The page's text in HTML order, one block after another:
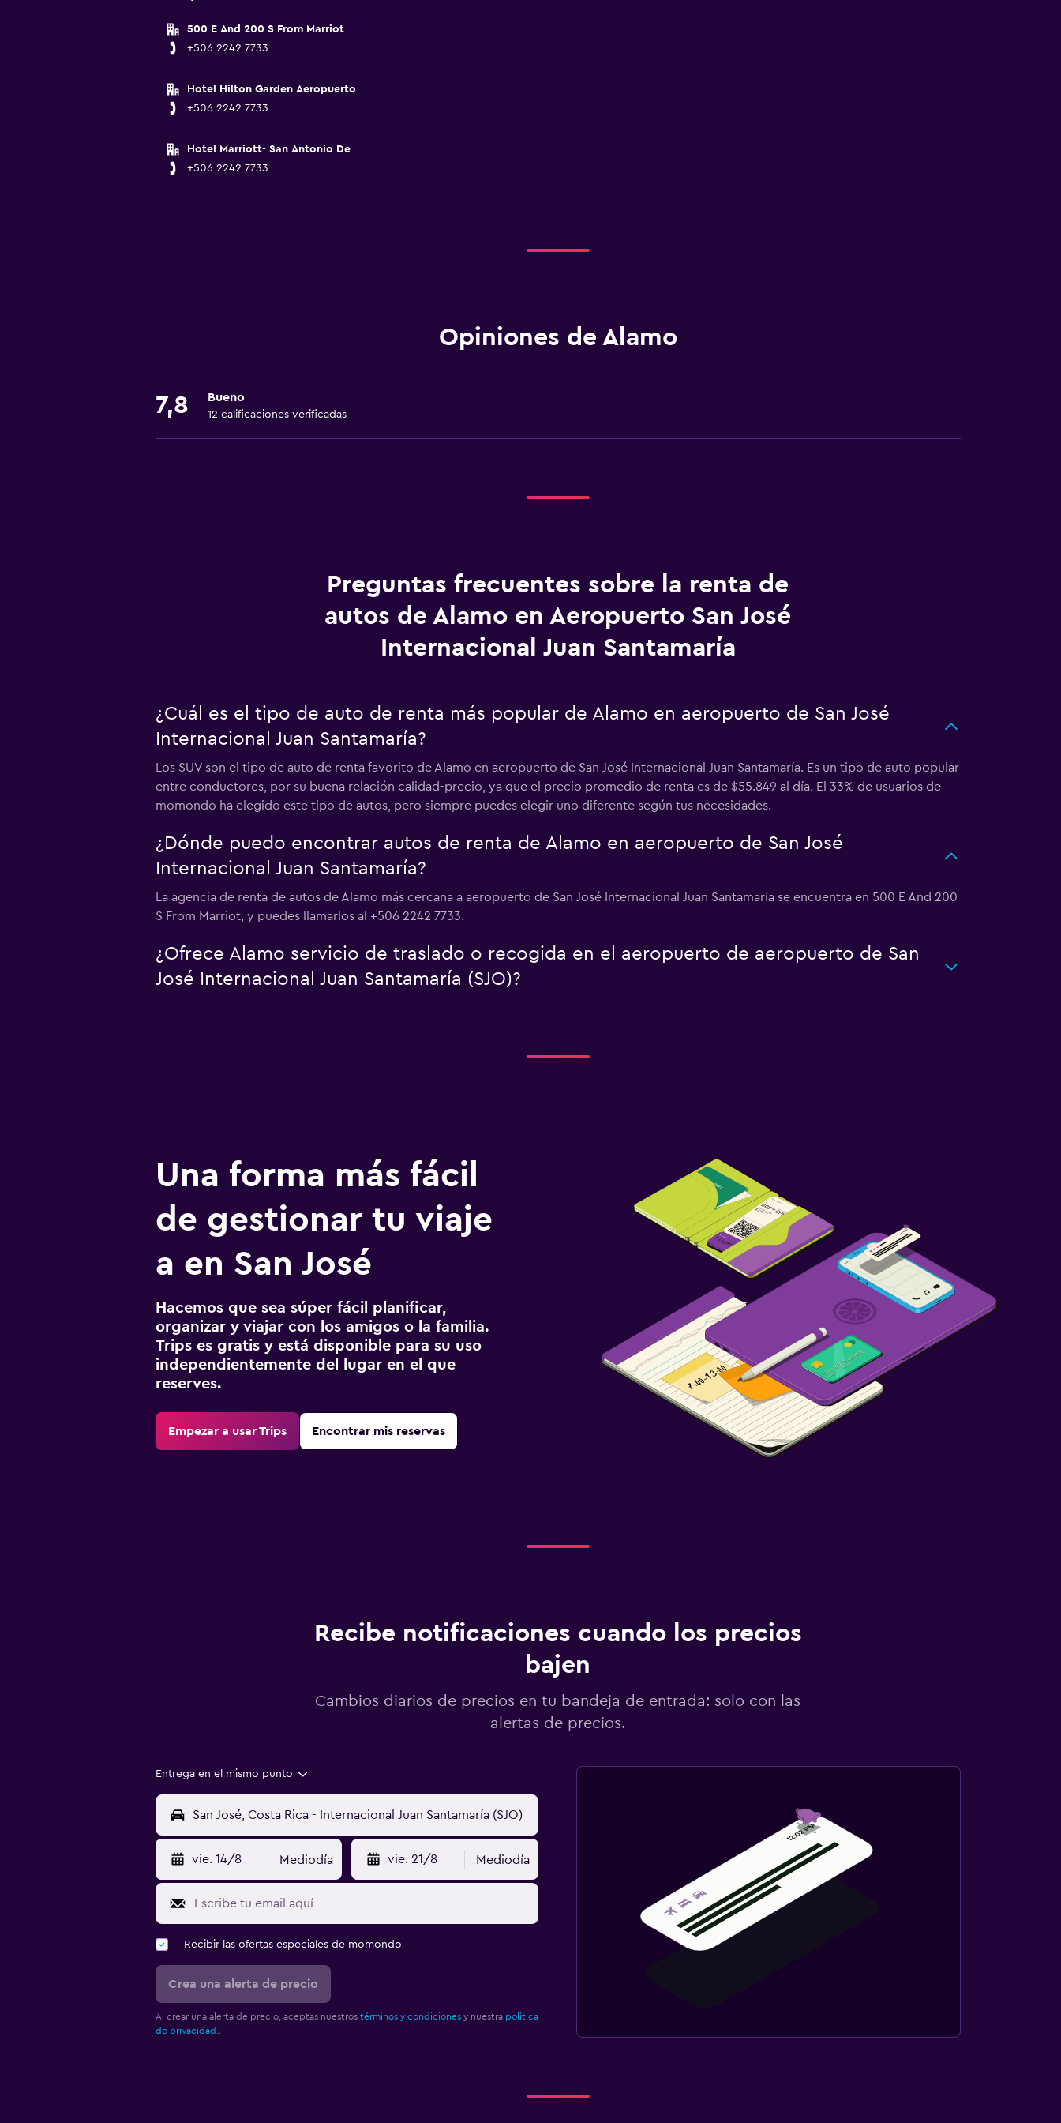
500 E And 200 S From Marriot
+506 2242 7733
Hotel Hilton Garden Aeropuerto
+506 2242 7733
Hotel Marriott- San Antonio De
+506 2242 7733
Opiniones de Alamo
7,8 Bueno
12 calificaciones verificadas
Preguntas frecuentes sobre la renta de
autos de Alamo en Aeropuerto San José
Internacional Juan Santamaría
¿Cuál es el tipo de auto de renta más popular de Alamo en aeropuerto de San José
Internacional Juan Santamaría?
Los SUV son el tipo de auto de renta favorito de Alamo en aeropuerto de San José Internacional Juan Santamaría. Es un tipo de auto popular
entre conductores, por su buena relación calidad-precio, ya que el precio promedio de renta es de $55.849 al día. El 33% de usuarios de
momondo ha elegido este tipo de autos, pero siempre puedes elegir uno diferente según tus necesidades.
¿Dónde puedo encontrar autos de renta de Alamo en aeropuerto de San José
Internacional Juan Santamaría?
La agencia de renta de autos de Alamo más cercana a aeropuerto de San José Internacional Juan Santamaría se encuentra en 500 E And 200
S From Marriot, y puedes llamarlos al +506 2242 7733.
¿Ofrece Alamo servicio de traslado o recogida en el aeropuerto de aeropuerto de San
José Internacional Juan Santamaría (SJO)?
Una forma más fácil
de gestionar tu viaje
a en San José
Hacemos que sea súper fácil planificar,
organizar y viajar con los amigos o la familia.
Trips es gratis y está disponible para su uso
independientemente del lugar en el que
reserves.
Empezar a usar Trips Encontrar mis reservas
Recibe notificaciones cuando los precios
bajen
Cambios diarios de precios en tu bandeja de entrada: solo con las
alertas de precios.
Entrega en el mismo punto
vie. 14/8 Mediodía vie. 21/8 Mediodía
Recibir las ofertas especiales de momondo
Crea una alerta de precio
Al crear una alerta de precio, aceptas nuestros términos y condicionesy nuestra política
de privacidad.